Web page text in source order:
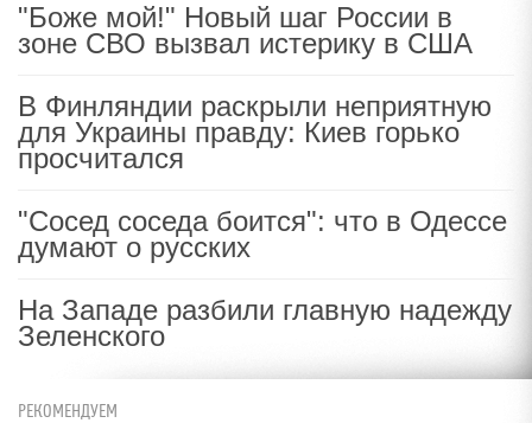
"Боже мой!" Новый шаг России в
зоне СВО вызвал истерику в США
В Финляндии раскрыли неприятную
для Украины правду: Киев горько
просчитался
"Сосед соседа боится": что в Одессе
думают о русских
На Западе разбили главную надежду
Зеленского
РЕКОМЕНДУЕМ